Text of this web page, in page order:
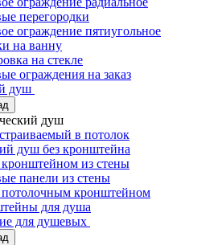
перегородки
ограждение пятиугольное
на ванну
на стекле
ограждения на заказ
душ
душ
в потолок
душ без кронштейна
из стены
панели из стены
кронштейном
для душа
для душевых